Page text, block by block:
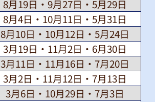
8月19日・9月27日・5月29日
8月4日・10月11日・5月31日
8月10日・10月12日・5月24日
3月19日・11月2日・6月30日
3月11日・11月16日・7月20日
3月2日・11月12日・7月13日
3月6日・10月29日・7月3日